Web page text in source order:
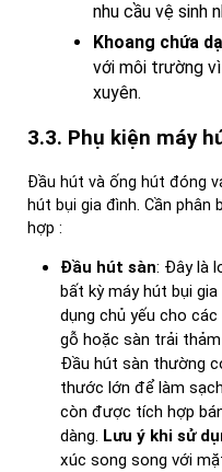
nhu cầu vệ sinh
Khoang chứa
với môi trường
xuyên.
3.3. Phụ kiện máy
Đầu hút và ống hút đóng
hút bụi gia đình. Cần
hợp :
Đầu hút sàn: Đây là
bất kỳ máy hút bụi
dụng chủ yếu cho
gỗ hoặc sàn trải
Đầu hút sàn thường
thước lớn để làm
còn được tích hợp
dàng. Lưu ý khi sử
xúc song song với